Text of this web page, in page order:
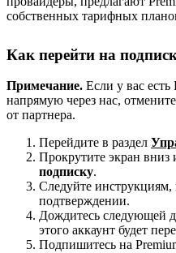
собственных тарифных
Как перейти на
Примечание. Если у вас
напрямую через нас,
от партнера.
Перейдите в раздел
Прокрутите экран вниз
подписку.
Следуйте
подтверждении.
Дождитесь следующей
этого аккаунт будет
Подпишитесь на